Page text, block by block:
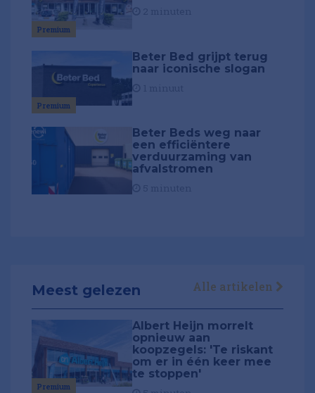
Premium
Premium
Beter Bed grijpt terug
naar iconische slogan
Beter Beds weg naar
een efficiëntere
verduurzaming van
afvalstromen
Meest gelezen Alle artikelen
Premium
Albert Heijn morrelt
opnieuw aan
koopzegels: 'Te riskant
om er in één keer mee
te stoppen'